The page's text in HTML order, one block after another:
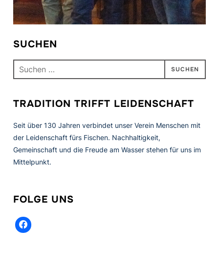
SUCHEN
Suchen
nach:
TRADITION TRIFFT LEIDENSCHAFT
Seit über 130 Jahren verbindet unser Verein Menschen mit
der Leidenschaft fürs Fischen. Nachhaltigkeit,
Gemeinschaft und die Freude am Wasser stehen für uns im
Mittelpunkt.
FOLGE UNS
facebook